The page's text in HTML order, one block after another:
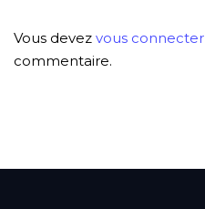
Vous devez vous connecter
commentaire.